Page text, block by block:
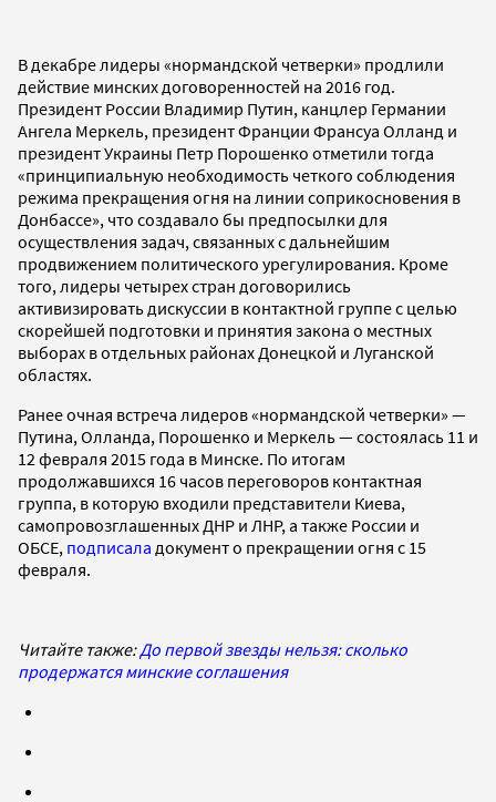
В декабре лидеры «нормандской четверки» продлили
действие минских договоренностей на 2016 год.
Президент России Владимир Путин, канцлер Германии
Ангела Меркель, президент Франции Франсуа Олланд и
президент Украины Петр Порошенко отметили тогда
«принципиальную необходимость четкого соблюдения
режима прекращения огня на линии соприкосновения в
Донбассе», что создавало бы предпосылки для
осуществления задач, связанных с дальнейшим
продвижением политического урегулирования. Кроме
того, лидеры четырех стран договорились
активизировать дискуссии в контактной группе с целью
скорейшей подготовки и принятия закона о местных
выборах в отдельных районах Донецкой и Луганской
областях.
Ранее очная встреча лидеров «нормандской четверки» —
Путина, Олланда, Порошенко и Меркель — состоялась 11 и
12 февраля 2015 года в Минске. По итогам
продолжавшихся 16 часов переговоров контактная
группа, в которую входили представители Киева,
самопровозглашенных ДНР и ЛНР, а также России и
ОБСЕ, подписала документ о прекращении огня с 15
февраля.
Читайте также:До первой звезды нельзя: сколько
продержатся минские соглашения